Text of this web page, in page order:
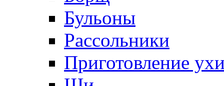
Бульоны
Рассольники
Приготовление